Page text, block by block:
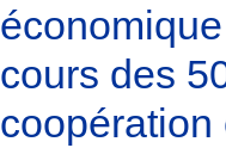
cours des
coopération